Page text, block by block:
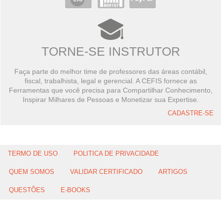
TORNE-SE INSTRUTOR
Faça parte do melhor time de professores das áreas contábil,
fiscal, trabalhista, legal e gerencial. A CEFIS fornece as
Ferramentas que você precisa para Compartilhar Conhecimento,
Inspirar Milhares de Pessoas e Monetizar sua Expertise.
CADASTRE-SE
TERMO DE USO POLITICA DE PRIVACIDADE
QUEM SOMOS VALIDAR CERTIFICADO ARTIGOS
QUESTÕES E-BOOKS